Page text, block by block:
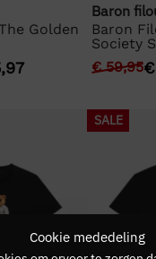
Cookie mededeling
Golden
Baron
Baron
Society
€59,95€
SALE